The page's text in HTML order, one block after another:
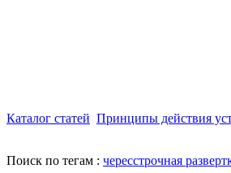
Каталог статей Принципы действия
Поиск по тегам : чересстрочная